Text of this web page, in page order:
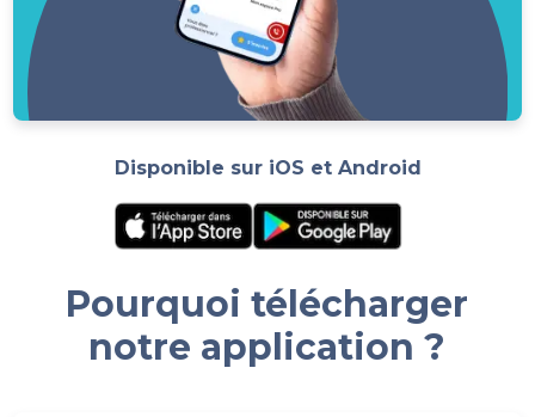
Disponible sur iOS et Android
Pourquoi télécharger
notre application ?